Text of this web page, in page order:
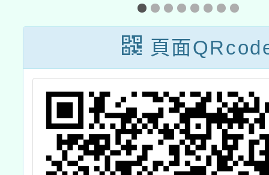
園市
第2學
市暨
後科
頁面